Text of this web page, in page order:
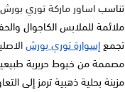
تناسباساور ماركة توري بورش
ملائمة للملابس الكاجوال
تجمعإسوارة توري بورش
مصممة من خيوط حريرية
مزينة بحلية ذهبية ترمز إلى